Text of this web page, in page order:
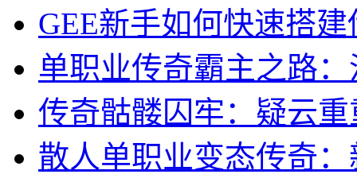
GEE新手如何快速搭
单职业传奇霸主之路
传奇骷髅囚牢：疑云
散人单职业变态传奇